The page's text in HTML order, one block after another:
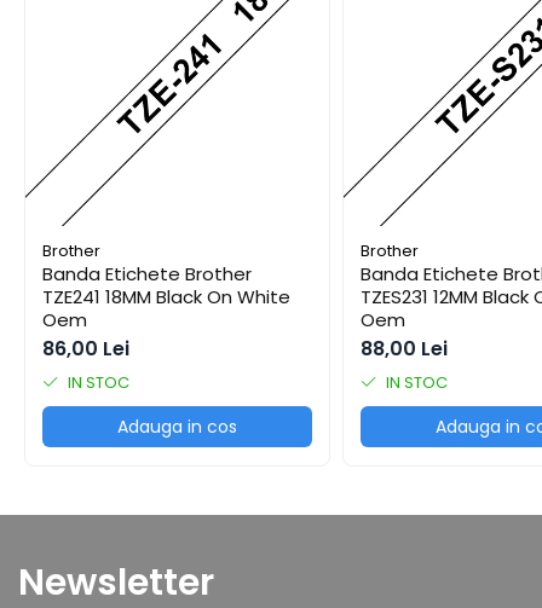
Cutii Arhivare
Clipboard-uri
Accesorii pentru Arhivare
Caiete Mecanice
Articole Ambalare
Elastice bani
Ecusoane
Intercalatoare
Sfoară
Instrumente de Scris și Desen
Accesorii pentru Pictură
Brother
Banda Etichete Brother
TZE241 18MM Black On White
Oem
86,00 Lei
IN STOC
Adauga in cos
Brother
Banda Etichete
TZES231 12MM
Oem
88,00 Lei
IN STOC
Adauga in
Newsletter